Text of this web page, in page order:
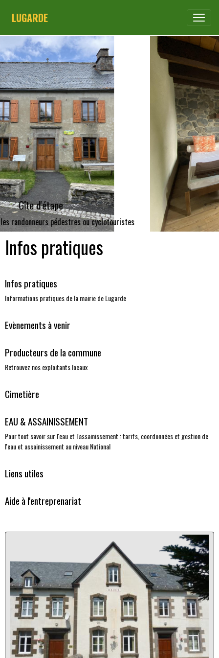
LUGARDE
Gîte d'étape
Infos pratiques
Infos pratiques
Informations pratiques de la mairie de Lugarde
Evènements à venir
Producteurs de la commune
Retrouvez nos exploitants locaux
Cimetière
EAU & ASSAINISSEMENT
Pour tout savoir sur l'eau et l'assainissement : tarifs, coordonnées et gestion de
l'eau et assainissement au niveau National
Liens utiles
Aide à l'entreprenariat